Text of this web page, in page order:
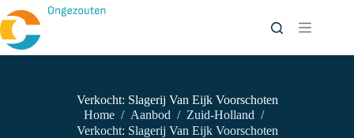
naar
de
inhoud
Verkocht: Slagerij Van Eijk Voorschoten
Home / Aanbod / Zuid-Holland /
Verkocht: Slagerij Van Eijk Voorschoten